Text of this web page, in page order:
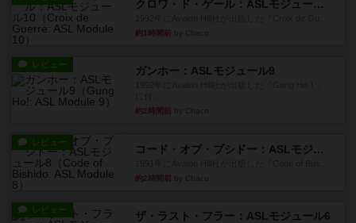
クロワ・ド・ゲール：ASLモジュール10
約1時間前
レビュー ガンホー：ASLモジュール9
約2時間前
レビュー
コード・オブ・ブシドー：ASLモジュール8
約2時間前
レビュー ザ・ラスト・フラー：ASLモジュール6